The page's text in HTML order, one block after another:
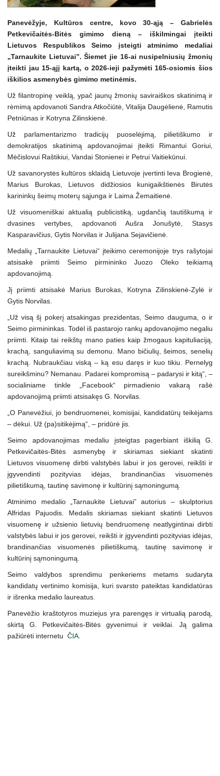
Panevėžyje, Kultūros centre, kovo 30-ąją – Gabrielės
Petkevičaitės-Bitės gimimo dieną – iškilmingai įteikti
Lietuvos Respublikos Seimo įsteigti atminimo medaliai
„Tarnaukite Lietuvai”. Šiemet jie 16-ai nusipelniusių žmonių
įteikti jau 15-ąjį kartą, o 2026-ieji pažymėti 165-osiomis šios
iškilios asmenybės gimimo metinėmis.
Už filantropinę veiklą, ypač jaunų žmonių saviraiškos skatinimą ir
rėmimą apdovanoti Sandra Atkočiūtė, Vitalija Daugėlienė, Ramutis
Petniūnas ir Kotryna Zilinskienė.
Už parlamentarizmo tradicijų puoselėjimą, pilietiškumo ir
demokratijos skatinimą apdovanojimai įteikti Rimantui Goriui,
Mėčislovui Raštikiui, Vandai Stonienei ir Petrui Vaitiekūnui.
Už savanorystės kultūros sklaidą Lietuvoje įvertinti Ieva Brogienė,
Marius Burokas, Lietuvos didžiosios kunigaikštienės Birutės
karininkų šeimų moterų sąjunga ir Laima Žemaitienė.
Už visuomeniškai aktualią publicistiką, ugdančią tautiškumą ir
dvasines vertybes, apdovanoti Aušra Jonušytė, Stasys
Kasparavičius, Gytis Norvilas ir Julijana Sejavičienė.
Medalių „Tarnaukite Lietuvai“ įteikimo ceremonijoje trys rašytojai
atsisakė priimti Seimo pirmininko Juozo Oleko teikiamą
apdovanojimą.
Jį priimti atsisakė Marius Burokas, Kotryna Zilinskienė-Zylė ir
Gytis Norvilas.
„Už visą šį pokerį atsakingas prezidentas, Seimo dauguma, o ir
Seimo pirmininkas. Todėl iš pastarojo rankų apdovanojimo negaliu
priimti. Kitaip tai reikštų mano paties kaip žmogaus kapituliaciją,
krachą, sanguliavimą su demonu. Mano bičiulių, šeimos, senelių
krachą. Nubraukčiau viską – ką esu daręs ir kuo tikiu. Pernelyg
sureikšminu? Nemanau. Padarei kompromisą – padarysi ir kitą“, –
socialiniame tinkle „Facebook“ pirmadienio vakarą rašė
apdovanojimą priimti atsisakęs G. Norvilas.
„O Panevėžiui, jo bendruomenei, komisijai, kandidatūrų teikėjams
– dėkui. Už (pa)sitikėjimą“, – pridūrė jis.
Seimo apdovanojimas medaliu įsteigtas pagerbiant iškilią G.
Petkevičaitės-Bitės asmenybę ir skiriamas siekiant skatinti
Lietuvos visuomenę dirbti valstybės labui ir jos gerovei, reikšti ir
įgyvendinti pozityvias idėjas, brandinančias visuomenės
pilietiškumą, tautinę savimonę ir kultūrinį sąmoningumą.
Atminimo medalio „Tarnaukite Lietuvai” autorius – skulptorius
Alfridas Pajuodis. Medalis skiriamas siekiant skatinti Lietuvos
visuomenę ir užsienio lietuvių bendruomenę neatlygintinai dirbti
valstybės labui ir jos gerovei, reikšti ir įgyvendinti pozityvias idėjas,
brandinančias visuomenės pilietiškumą, tautinę savimonę ir
kultūrinį sąmoningumą.
Seimo valdybos sprendimu penkeriems metams sudaryta
kandidatų vertinimo komisija, kuri svarsto pateiktas kandidatūras
ir išrenka medalio laureatus.
Panevėžio kraštotyros muziejus yra parengęs ir virtualią parodą,
skirtą G. Petkevičaitės-Bitės gyvenimui ir veiklai. Ją galima
pažiūrėti internetu ČIA.